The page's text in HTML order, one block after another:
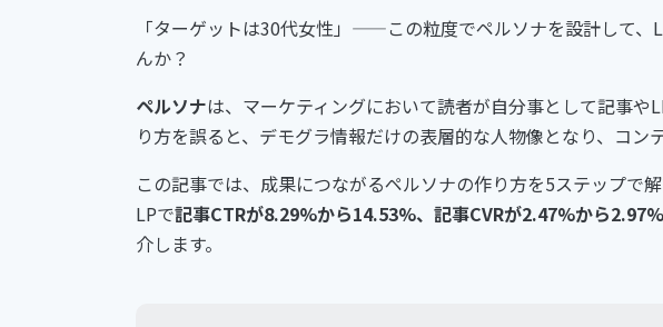
「ターゲットは30代女性」——この粒度でペルソナを設計して、
んか？
ペルソナは、マーケティングにおいて読者が自分事として記事や
り方を誤ると、デモグラ情報だけの表層的な人物像となり、コン
この記事では、成果につながるペルソナの作り方を5ステップで
LPで記事CTRが8.29%から14.53%、記事CVRが2.47%から
介します。